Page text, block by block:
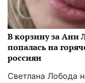
В корзину за Ани
попалась на
россиян
Светлана Лобода